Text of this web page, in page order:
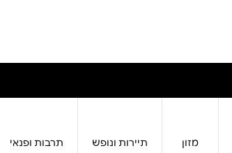
מזון תיירות ונופש תרבות ופנאי